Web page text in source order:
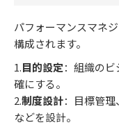
パフォーマンスマネ
構成されます。
1.目的設定：組織の
確にする。
2.制度設計：目標管
などを設計。